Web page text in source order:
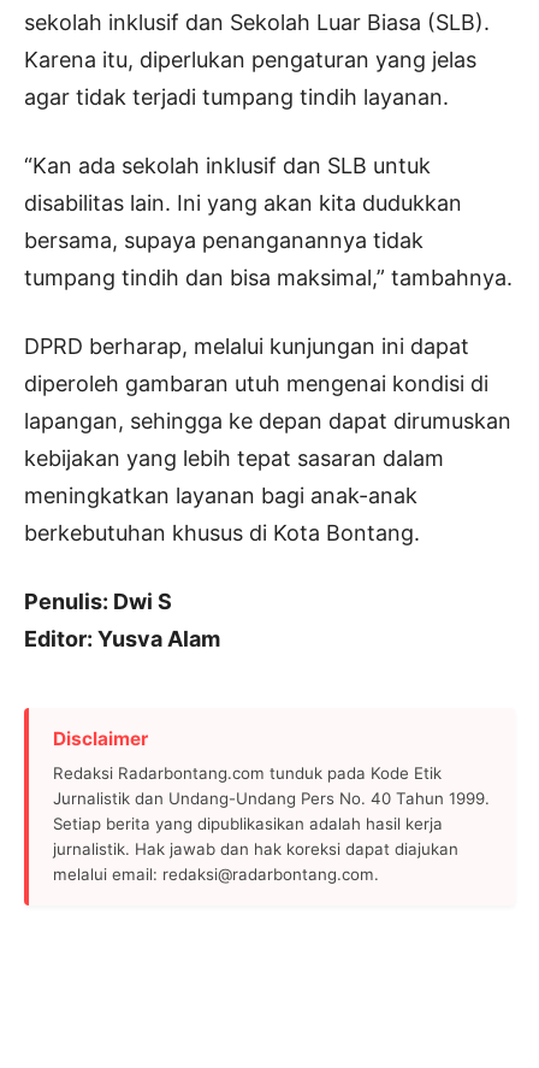
sekolah inklusif dan Sekolah Luar Biasa (SLB).
Karena itu, diperlukan pengaturan yang jelas
agar tidak terjadi tumpang tindih layanan.
“Kan ada sekolah inklusif dan SLB untuk
disabilitas lain. Ini yang akan kita dudukkan
bersama, supaya penanganannya tidak
tumpang tindih dan bisa maksimal,” tambahnya.
DPRD berharap, melalui kunjungan ini dapat
diperoleh gambaran utuh mengenai kondisi di
lapangan, sehingga ke depan dapat dirumuskan
kebijakan yang lebih tepat sasaran dalam
meningkatkan layanan bagi anak-anak
berkebutuhan khusus di Kota Bontang.
Penulis: Dwi S
Editor: Yusva Alam
Disclaimer
Redaksi Radarbontang.com tunduk pada Kode Etik
Jurnalistik dan Undang-Undang Pers No. 40 Tahun 1999.
Setiap berita yang dipublikasikan adalah hasil kerja
jurnalistik. Hak jawab dan hak koreksi dapat diajukan
melalui email: redaksi@radarbontang.com.